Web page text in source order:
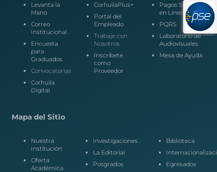
Levanta la
Mano
Correo
Institucional
Encuesta
para
Graduados
Convocatorias
Corhuila
Digital
CorhuilaPlus+
Portal del
Empleado
Trabaje con
Nosotros
Inscríbete
como
Proveedor
Pagos Seguros
en Línea
PQRS
Laboratorio de
Audiovisuales
Mesa de Ayuda
Mapa del Sitio
Nuestra
Institución
Oferta
Académica
Investigaciones
La Editorial
Posgrados
Biblioteca
Egresados